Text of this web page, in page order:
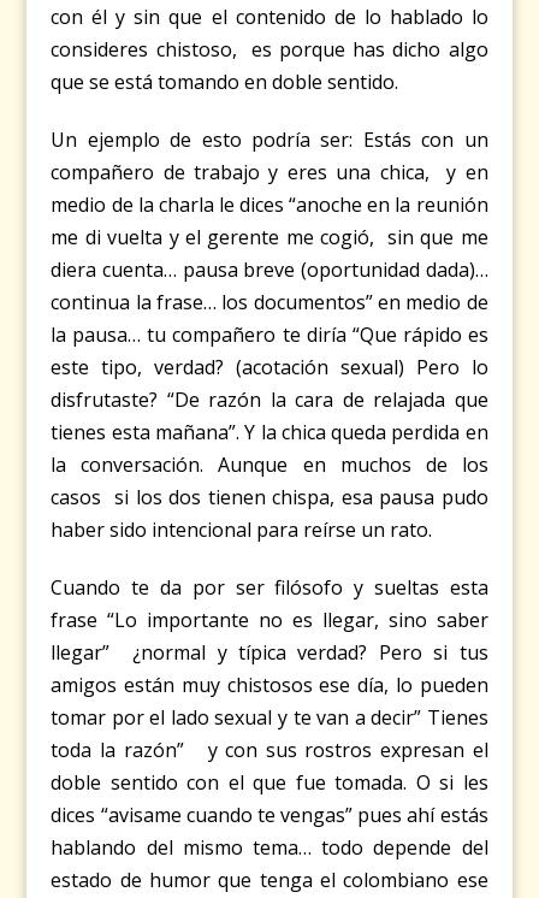
con él y sin que el contenido de lo hablado lo
consideres chistoso, es porque has dicho algo
que se está tomando en doble sentido.
Un ejemplo de esto podría ser: Estás con un
compañero de trabajo y eres una chica, y en
medio de la charla le dices “anoche en la reunión
me di vuelta y el gerente me cogió, sin que me
diera cuenta… pausa breve (oportunidad dada)…
continua la frase… los documentos” en medio de
la pausa… tu compañero te diría “Que rápido es
este tipo, verdad? (acotación sexual) Pero lo
disfrutaste? “De razón la cara de relajada que
tienes esta mañana”. Y la chica queda perdida en
la conversación. Aunque en muchos de los
casos si los dos tienen chispa, esa pausa pudo
haber sido intencional para reírse un rato.
Cuando te da por ser filósofo y sueltas esta
frase “Lo importante no es llegar, sino saber
llegar” ¿normal y típica verdad? Pero si tus
amigos están muy chistosos ese día, lo pueden
tomar por el lado sexual y te van a decir” Tienes
toda la razón” y con sus rostros expresan el
doble sentido con el que fue tomada. O si les
dices “avisame cuando te vengas” pues ahí estás
hablando del mismo tema… todo depende del
estado de humor que tenga el colombiano ese